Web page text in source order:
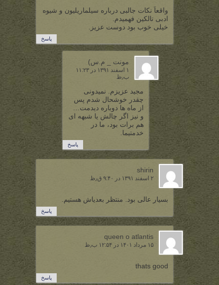
واقعاً نکات جالبی درباره سیلماریلیون و شیوه
ادبی تالکین فهمیدم.
خیلی خوب بود دوست عزیز.
پاسخ
مونت _ م.س)
۱ اسفند ۱۳۹۱ در ۱۱:۲۳
ب٫ظ
مجید عزیزم. نمیدونی
چقدر خوشحال شدم پس
از ماه ها دوباره دیدمت…
و نیز اگر چالش یا شبهه ای
هم برات بود، ما در
خدمتیما.
پاسخ
shirin
۲ اسفند ۱۳۹۱ در ۹:۴۰ ق٫ظ
بسیار عالی بود. منتظر بعدیاش هستیم.
پاسخ
queen o atlantis
۱۵ مرداد ۱۴۰۱ در ۱۲:۵۴ ب٫ظ
thats good
پاسخ